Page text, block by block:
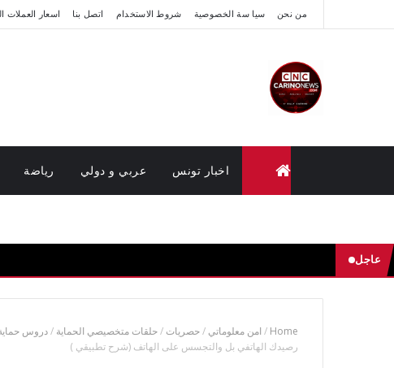
من نحن سيا سة الخصوصية شروط الاستخدام اتصل بنا اسعار العملات
اخبار تونس عربي و دولي رياضة
عاجل
Home
/ امن معلوماتي /حصريات /حلقات متخصيصي الحماية /دروس
رصيدك الهاتفي بل والتجسس على الهاتف (شرح تطبيقي )